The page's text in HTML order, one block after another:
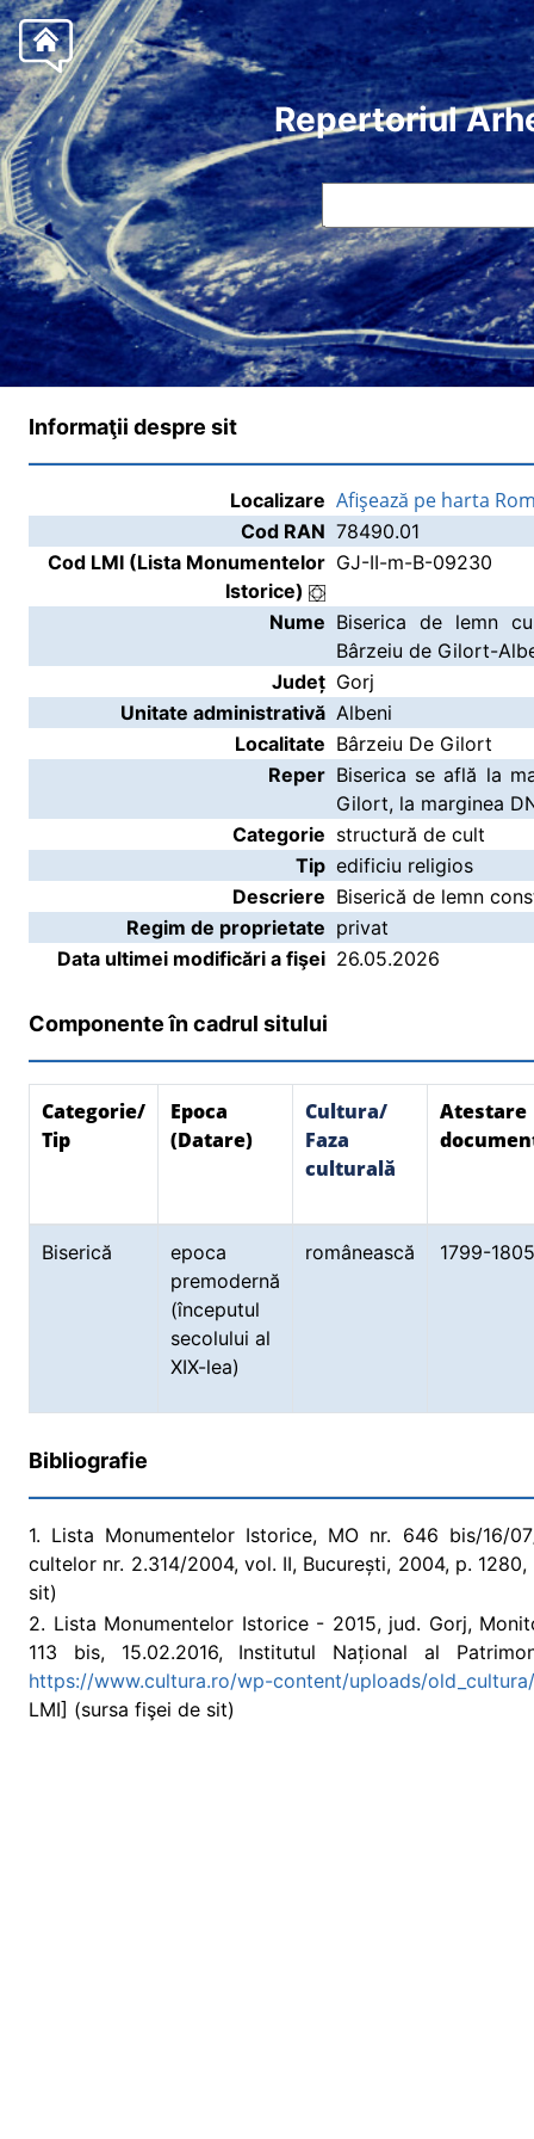
Repertoriul
Informaţii despre sit
Localizare Afişează pe harta
Cod RAN 78490.01
Cod LMI (Lista Monumentelor
Istorice)
GJ-II-m-B-09230
Nume Biserica de lemn
Bârzeiu de Gilort-
Județ Gorj
Unitate administrativă Albeni
Localitate Bârzeiu De Gilort
Reper Biserica se află la
Gilort, la marginea
Categorie structură de cult
Tip edificiu religios
Descriere Biserică de lemn
Regim de proprietate privat
Data ultimei modificări a fişei 26.05.2026
Componente în cadrul sitului
Categorie/
Tip
Epoca
(Datare)
Cultura/
Faza
culturală
Atestare
Biserică
epoca
premodernă
(începutul
secolului al
XIX-lea)
românească 1799-
Bibliografie
1. Lista Monumentelor Istorice, MO nr. 646 bis/16/
cultelor nr. 2.314/2004, vol. II, București, 2004, p.
sit)
2. Lista Monumentelor Istorice - 2015, jud. Gorj,
113 bis, 15.02.2016, Institutul Național al
https://www.cultura.ro/wp-content/uploads/
LMI] (sursa fişei de sit)